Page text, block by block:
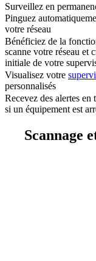
Surveillez en
Pinguez
votre réseau
Bénéficiez de la
scanne votre réseau et
initiale de votre
Visualisez votre
personnalisés
Recevez des alertes en
si un équipement est
Scannage